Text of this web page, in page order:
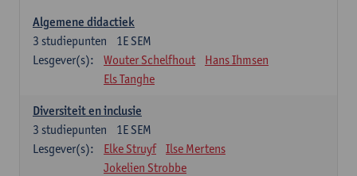
Algemene didactiek
1E SEM
3 studiepunten
Lesgever(s):
Wouter Schelfhout
Hans Ihmsen
Els Tanghe
Diversiteit en inclusie
1E SEM
3 studiepunten
Lesgever(s):
Elke Struyf
Ilse Mertens
Jokelien Strobbe